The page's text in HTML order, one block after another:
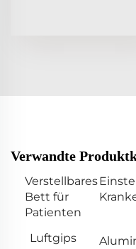
Verwandte
Verstellbares
Bett für
Patienten
Luftgips